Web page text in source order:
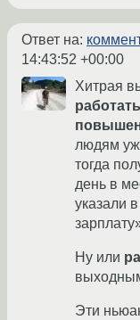
Ответ на:
14:43:52 +00:00
Хитрая
людям
тогда
день в
указали
Ну или
Эти